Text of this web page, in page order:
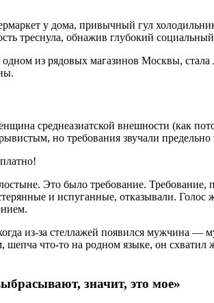
у дома, привычный гул
треснула, обнажив глубокий
из рядовых магазинов Москвы,
среднеазиатской внешности (как
но требования звучали
Это было требование. Требование,
и испуганные, отказывали.
из-за стеллажей появился мужчина —
что-то на родном языке, он схватил
значит, это мое»